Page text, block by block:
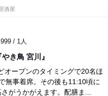
酒屋
/ 1人
き鳥 宮川』
オープンのタイミングで20名ほ
無事着席。その後も11:10頃に
がうかがえます。配膳ま...